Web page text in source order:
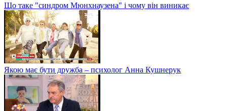
Що таке "синдром Мюнхнаузена" і чому він виникає
Якою має бути дружба – психолог Анна Кушнерук